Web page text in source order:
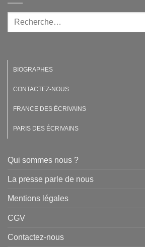
BIOGRAPHES
CONTACTEZ-NOUS
FRANCE DES ÉCRIVAINS
PARIS DES ÉCRIVAINS
Qui sommes nous ?
La presse parle de nous
Mentions légales
CGV
Contactez-nous